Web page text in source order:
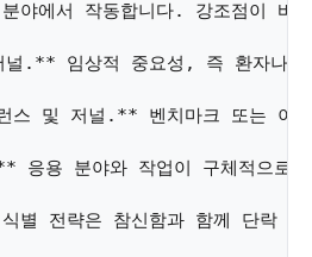
야에서 작동합니다. 강조점이 바
.** 임상적 중요성, 즉 환자나
스 및 저널.** 벤치마크 또는 이
응용 분야와 작업이 구체적으로
전략은 참신함과 함께 단락 2